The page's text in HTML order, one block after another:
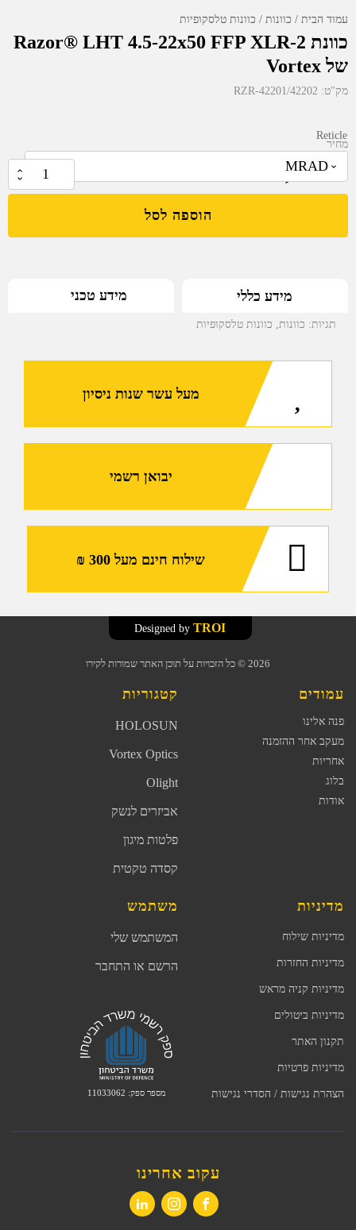
עמוד הבית כוונות כוונות טלסקופיות
כוונת Razor® LHT 4.5-22x50 FFP XLR-2
של Vortex
מק"ט: RZR-42201/42202
מחיר
8,999.00
Reticle
של
Razor®
22x50
Vortex
הוספה לסל
מידע כללי מידע טכני
תגיות: כוונות כוונות טלסקופיות
מעל עשר שנות ניסיון
יבואן רשמי
שילוח חינם מעל 300 ₪
2026 © כל הזכויות על תוכן האתר שמורות לקירו
TROI
עמודים
פנה אלינו
מעקב אחר ההזמנה
אחריות
בלוג
אודות
קטגוריות
HOLOSUN
Vortex Optics
Olight
אביזרים לנשק
פלטות מיגון
קסדה טקטית
מדיניות
מדיניות שילוח
מדיניות החזרות
מדיניות קניה מראש
מדיניות ביטולים
תקנון האתר
מדיניות פרטיות
הצהרת נגישות / הסדרי נגישות
משתמש
המשתמש שלי
הרשם או התחבר
מספר ספק: 11033062
עקוב אחרינו